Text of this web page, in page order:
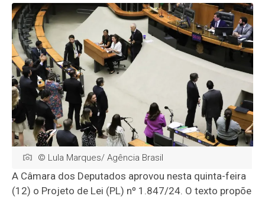
© Lula Marques/ Agência Brasil
A Câmara dos Deputados aprovou nesta quinta-feira
(12) o Projeto de Lei (PL) nº 1.847/24. O texto propõe